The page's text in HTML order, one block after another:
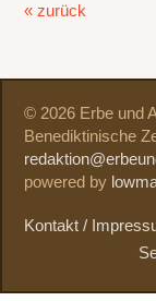
« zurück
© 2026 Erbe und
Benediktinische
powered by
Kontakt /